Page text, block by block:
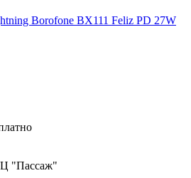
Borofone BX111 Feliz PD 27W
"Пассаж"